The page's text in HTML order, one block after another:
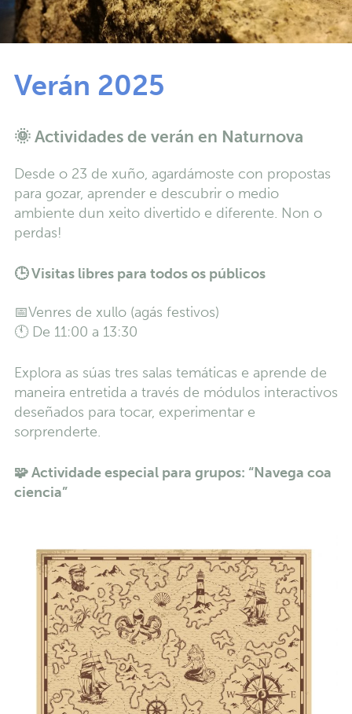
Verán 2025
🌞 Actividades de verán en Naturnova
Desde o 23 de xuño, agardámoste con propostas
para gozar, aprender e descubrir o medio
ambiente dun xeito divertido e diferente. Non o
perdas!
🕒Visitas libres para todos os públicos
📅Venres de xullo (agás festivos)
🕚 De 11:00 a 13:30
Explora as súas tres salas temáticas e aprende de
maneira entretida a través de módulos interactivos
deseñados para tocar, experimentar e
sorprenderte.
🧩Actividade especial para grupos: “Navega coa
ciencia”